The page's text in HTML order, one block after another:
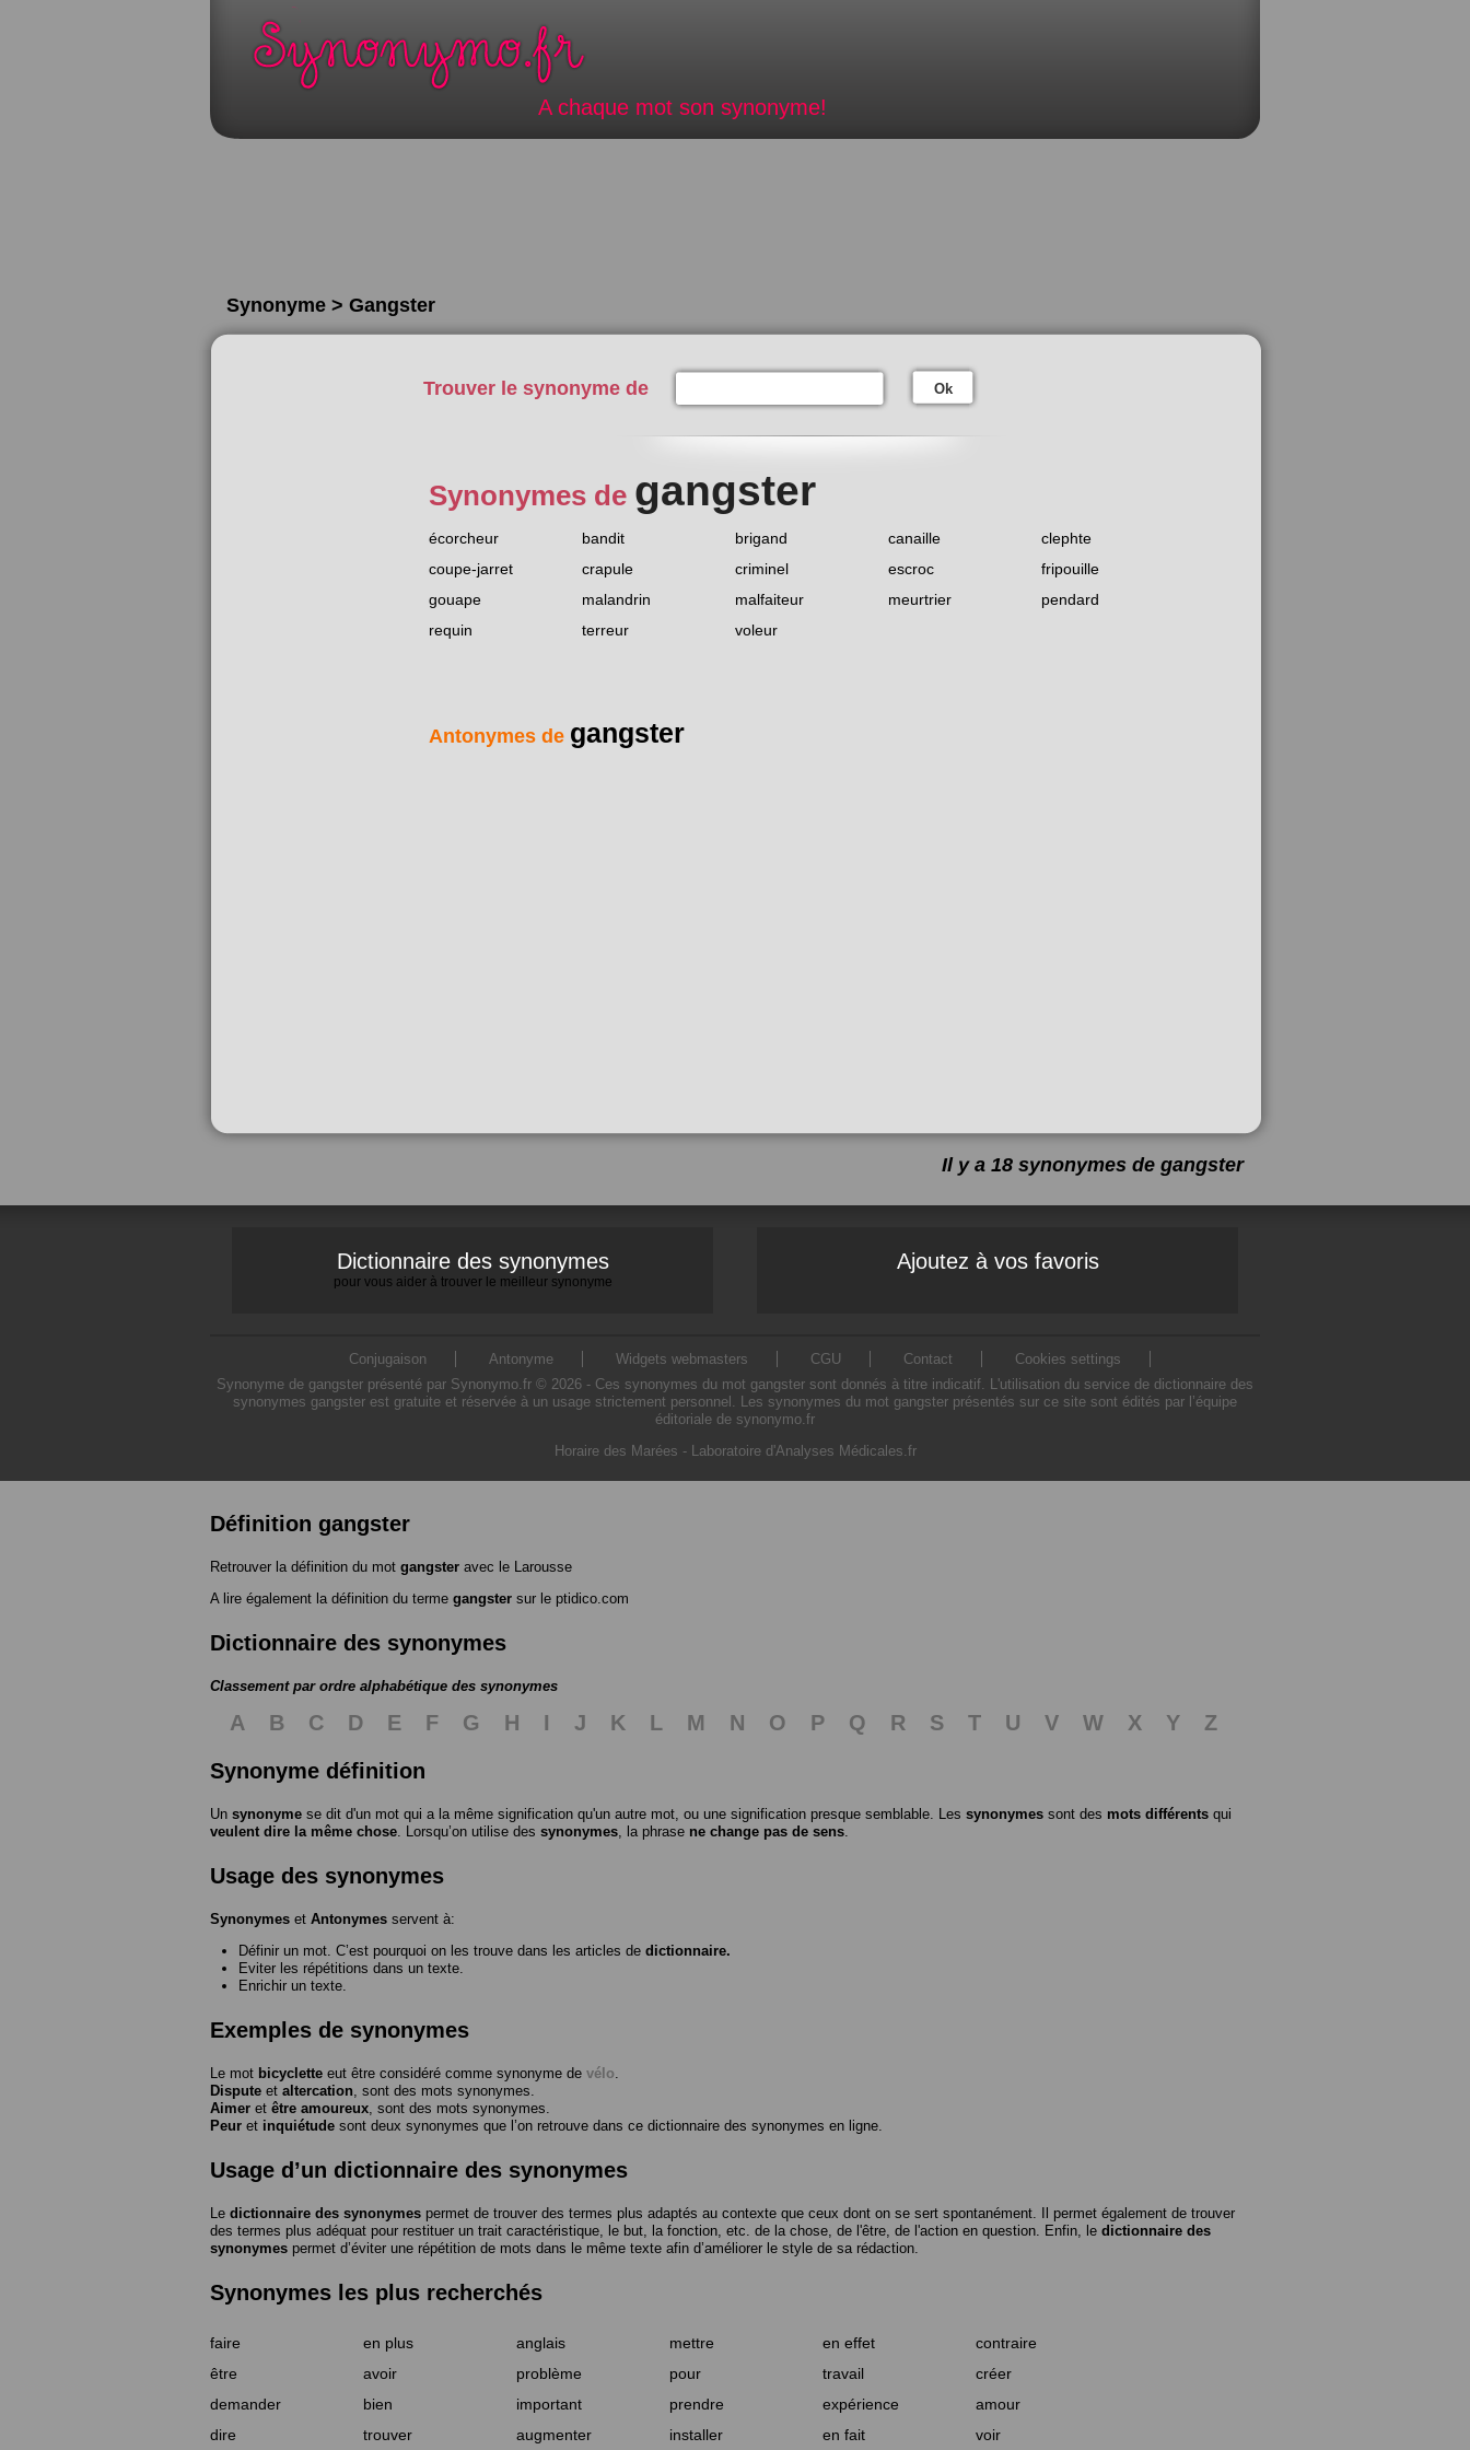
A chaque mot son synonyme!
Synonyme > Gangster
Trouver le synonyme de Ok
Synonymes de gangster
écorcheur bandit brigand canaille
clephte
coupe-jarret
crapule criminel escroc
fripouille
gouape
malandrin malfaiteur meurtrier
pendard
requin
terreur voleur
Antonymes de gangster
Il y a 18 synonymes de gangster
Dictionnaire des synonymes
pour vous aider à trouver le meilleur synonyme
Ajoutez à vos favoris
Conjugaison Antonyme Widgets webmasters CGU Contact
Cookies settings
Synonyme de gangster présenté par Synonymo.fr © 2026 - Ces synonymes du mot gangster sont donnés à titre indicatif. L'utilisation du service de dictionnaire des
synonymes gangster est gratuite et réservée à un usage strictement personnel. Les synonymes du mot gangster présentés sur ce site sont édités par l’équipe
éditoriale de synonymo.fr
Horaire des Marées - Laboratoire d'Analyses Médicales.fr
Définition gangster
Retrouver la définition du mot gangster avec le Larousse
A lire également la définition du terme gangster sur le ptidico.com
Dictionnaire des synonymes
Classement par ordre alphabétique des synonymes
A B C D E F G H I J K L M N O P Q R S T U V W X Y
Z
Synonyme définition
Un synonyme se dit d'un mot qui a la même signification qu'un autre mot, ou une signification presque semblable. Les synonymes sont des mots différents qui
veulent dire la même chose . Lorsqu’on utilise des synonymes , la phrase ne change pas de sens
Usage des synonymes
Synonymes et Antonymes servent à:
Définir un mot. C’est pourquoi on les trouve dans les articles de dictionnaire.
Eviter les répétitions dans un texte.
Enrichir un texte.
Exemples de synonymes
Le mot bicyclette eut être considéré comme synonyme de vélo
Dispute et altercation , sont des mots synonymes.
Aimer et être amoureux , sont des mots synonymes.
Peur et inquiétude sont deux synonymes que l’on retrouve dans ce dictionnaire des synonymes en ligne.
Usage d’un dictionnaire des synonymes
Le dictionnaire des synonymes permet de trouver des termes plus adaptés au contexte que ceux dont on se sert spontanément. Il permet également de trouver
des termes plus adéquat pour restituer un trait caractéristique, le but, la fonction, etc. de la chose, de l'être, de l'action en question. Enfin, le dictionnaire des
synonymes permet d’éviter une répétition de mots dans le même texte afin d’améliorer le style de sa rédaction.
Synonymes les plus recherchés
faire en plus anglais mettre en effet
contraire
être
avoir problème pour travail
créer
demander
bien important prendre expérience
amour
dire
trouver augmenter installer en fait voir